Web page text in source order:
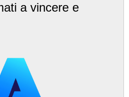
a vincere e